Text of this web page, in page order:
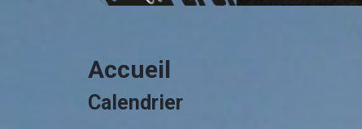
Accueil
Calendrier